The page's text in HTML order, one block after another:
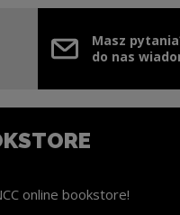
window
Masz
do nas
online bookstore!